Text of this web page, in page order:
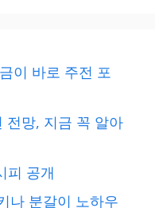
이 바로 주전 포
전망, 지금 꼭 알아
피 공개
나 분갈이 노하우